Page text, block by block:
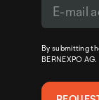
By submitting
BERNEXPO AG.